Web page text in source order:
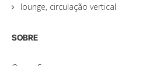
lounge, circulação vertical
SOBRE